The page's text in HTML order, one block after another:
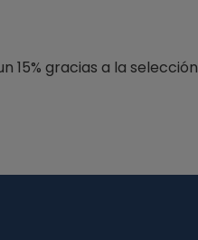
15% gracias a la selección